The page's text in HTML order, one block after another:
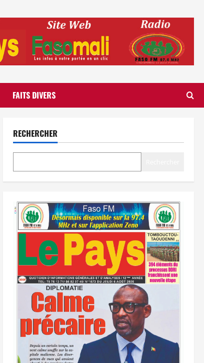
FAITS DIVERS
RECHERCHER